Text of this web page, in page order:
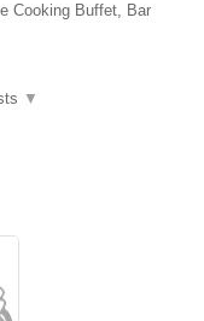
Cooking Buffet, Bar
▼